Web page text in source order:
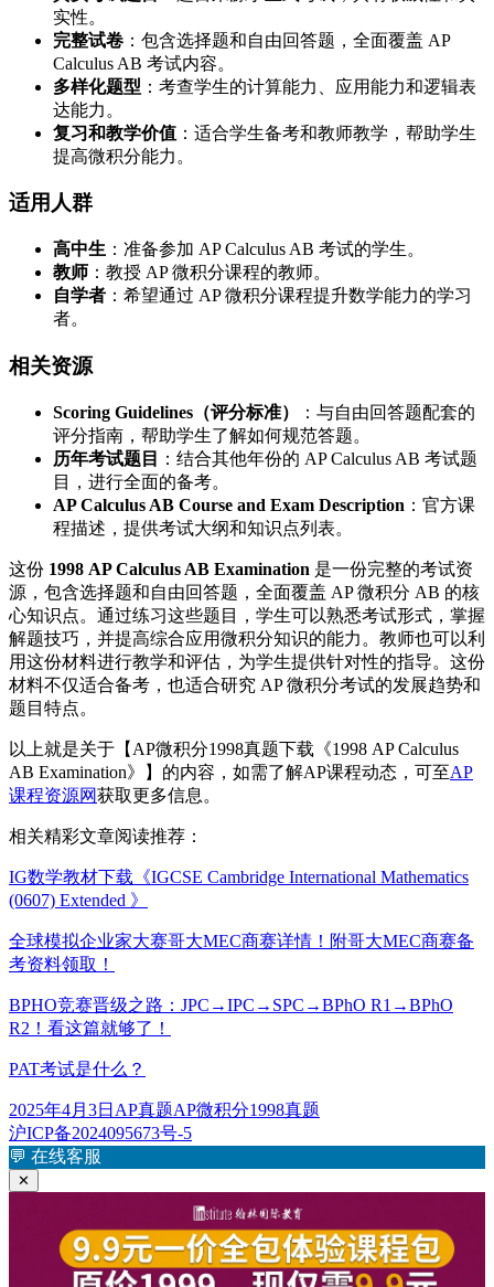
实性。
完整试卷 ：包含选择题和自由回答题，全面覆盖 AP
Calculus AB 考试内容。
多样化题型 ：考查学生的计算能力、应用能力和逻辑表
达能力。
复习和教学价值 ：适合学生备考和教师教学，帮助学生
提高微积分能力。
适用人群
高中生 ：准备参加 AP Calculus AB 考试的学生。
教师 ：教授 AP 微积分课程的教师。
自学者 ：希望通过 AP 微积分课程提升数学能力的学习
者。
相关资源
Scoring Guidelines（评分标准）
：与自由回答题配套的
评分指南，帮助学生了解如何规范答题。
历年考试题目
：结合其他年份的 AP Calculus AB 考试题
目，进行全面的备考。
AP Calculus AB Course and Exam Description ：官方课
程描述，提供考试大纲和知识点列表。
这份 1998 AP Calculus AB Examination 是一份完整的考试资
源，包含选择题和自由回答题，全面覆盖 AP 微积分 AB 的核
心知识点。通过练习这些题目，学生可以熟悉考试形式，掌握
解题技巧，并提高综合应用微积分知识的能力。教师也可以利
用这份材料进行教学和评估，为学生提供针对性的指导。这份
材料不仅适合备考，也适合研究 AP 微积分考试的发展趋势和
题目特点。
以上就是关于【AP微积分1998真题下载《1998 AP Calculus
AB Examination》】的内容，如需了解AP课程动态，可至AP
课程资源网获取更多信息。
相关精彩文章阅读推荐：
IG数学教材下载《IGCSE Cambridge International Mathematics
(0607) Extended 》
全球模拟企业家大赛哥大MEC商赛详情！附哥大MEC商赛备
考资料领取！
BPHO竞赛晋级之路：JPC→IPC→SPC→BPhO R1→BPhO
R2！看这篇就够了！
PAT考试是什么？
发
布
于
2025年4月3日 分
类
AP真题标
签
AP微积分1998真题
沪ICP备2024095673号-5
💬 在线客服
✕